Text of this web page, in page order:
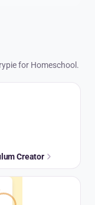
for Homeschool.
Creator